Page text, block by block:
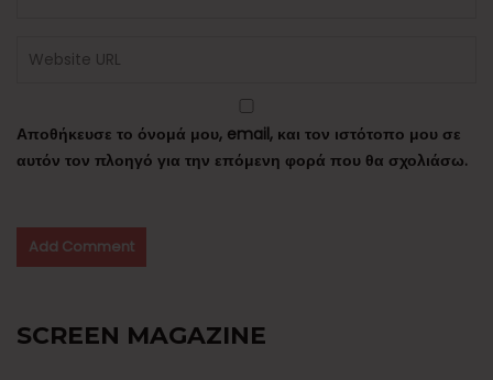
Αποθήκευσε το όνομά μου, email, και τον ιστότοπο μου σε
αυτόν τον πλοηγό για την επόμενη φορά που θα σχολιάσω.
SCREEN MAGAZINE